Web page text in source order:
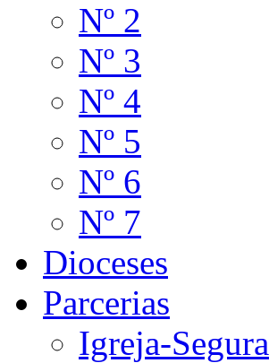
Nº 2
Nº 3
Nº 4
Nº 5
Nº 6
Nº 7
Dioceses
Parcerias
Igreja-Segura